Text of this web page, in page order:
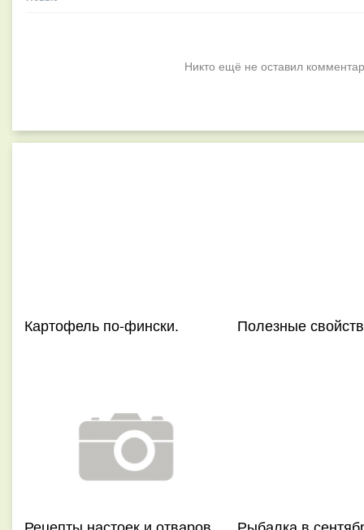
Никто ещё не оставил
Картофель по-фински. Полезные